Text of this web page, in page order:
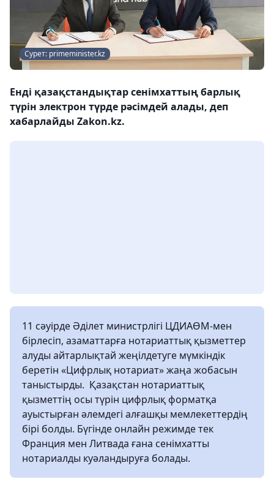
Сурет: primeminister.kz
Енді қазақстандықтар сенімхаттың барлық
түрін электрон түрде рәсімдей алады, деп
хабарлайды Zakon.kz.
11 сәуірде Әділет министрлігі ЦДИАӨМ-мен
бірлесіп, азаматтарға нотариаттық қызметтер
алуды айтарлықтай жеңілдетуге мүмкіндік
беретін «Цифрлық нотариат» жаңа жобасын
таныстырды. Қазақстан нотариаттық
қызметтің осы түрін цифрлық форматқа
ауыстырған әлемдегі алғашқы мемлекеттердің
бірі болды. Бүгінде онлайн режимде тек
Франция мен Литвада ғана сенімхатты
нотариалды куәландыруға болады.